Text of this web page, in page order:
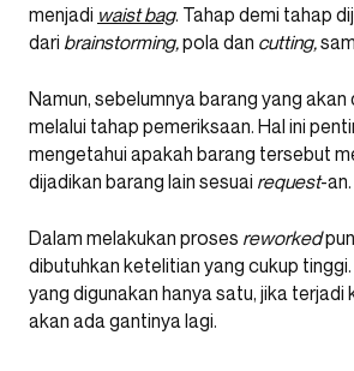
menjadi waist bag. Tahap demi tahap
dari brainstorming,pola dan cutting,
Namun, sebelumnya barang yang akan
melalui tahap pemeriksaan. Hal ini
mengetahui apakah barang tersebut
dijadikan barang lain sesuai request-an.
Dalam melakukan proses reworked
dibutuhkan ketelitian yang cukup
yang digunakan hanya satu, jika terjadi
akan ada gantinya lagi.